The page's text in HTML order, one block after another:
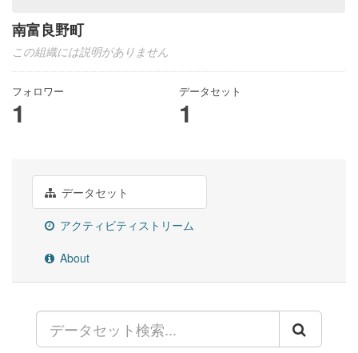
南富良野町
この組織には説明がありません
フォロワー
1
データセット
1
データセット
アクティビティストリーム
About